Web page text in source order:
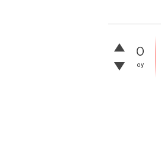
0
oy